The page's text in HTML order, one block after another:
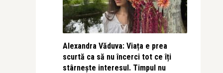
Alexandra Văduva: Viața e prea
scurtă ca să nu încerci tot ce îți
stârnește interesul. Timpul nu